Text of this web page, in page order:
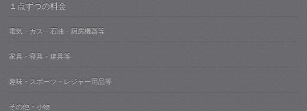
１点ずつの料金
電気・ガス・石油・厨房機器等
家具・寝具・建具等
趣味・スポーツ・レジャー用品等
その他・小物